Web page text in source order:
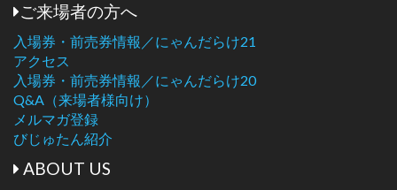
ご来場者の方へ
入場券・前売券情報／にゃんだらけ21
アクセス
入場券・前売券情報／にゃんだらけ20
Q&A（来場者様向け）
メルマガ登録
びじゅたん紹介
ABOUT US